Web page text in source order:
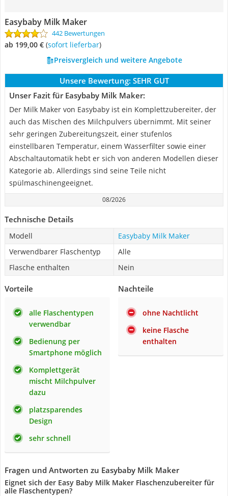
Easybaby Milk Maker
442 Bewertungen
ab 199,00 € ( Sofort lieferbar)
Preisvergleich und weitere Angebote
Unsere Bewertung: SEHR GUT
Unser Fazit für Easybaby Milk Maker:
Der Milk Maker von Easybaby ist ein Komplettzubereiter, der
auch das Mischen des Milchpulvers übernimmt. Mit seiner
sehr geringen Zubereitungszeit, einer stufenlos
einstellbaren Temperatur, einem Wasserfilter sowie einer
Abschaltautomatik hebt er sich von anderen Modellen dieser
Kategorie ab. Allerdings sind seine Teile nicht
spülmaschinengeeignet.
08/2026
Technische Details
Modell
Easybaby Milk Maker
Verwendbarer Flaschentyp
Alle
Flasche enthalten
Nein
Vorteile
alle Flaschentypen
verwendbar
Bedienung per
Smartphone möglich
Komplettgerät
mischt Milchpulver
dazu
platzsparendes
Design
sehr schnell
Nachteile
ohne Nachtlicht
keine Flasche
enthalten
Fragen und Antworten zu Easybaby Milk Maker
Eignet sich der Easy Baby Milk Maker Flaschenzubereiter für
alle Flaschentypen?